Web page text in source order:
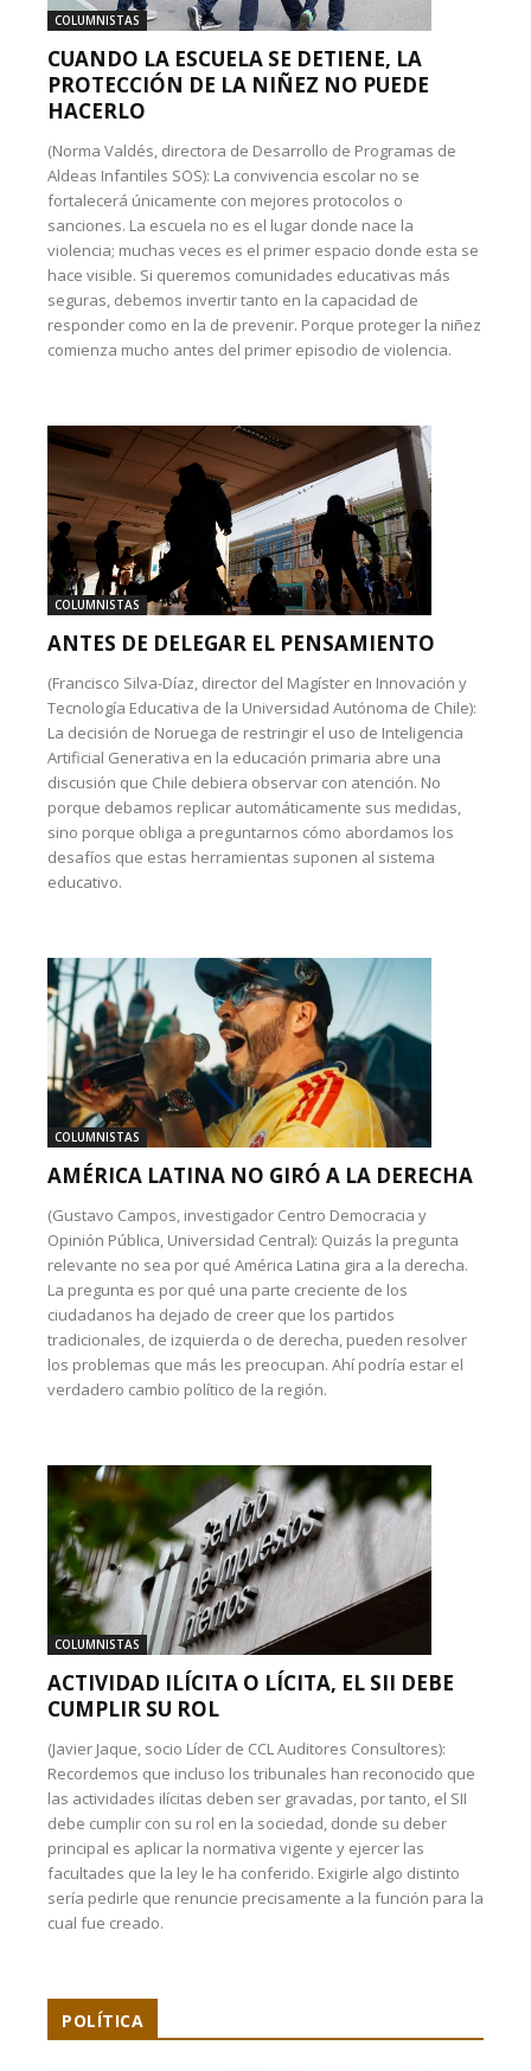
COLUMNISTAS
CUANDO LA ESCUELA SE DETIENE, LA
PROTECCIÓN DE LA NIÑEZ NO PUEDE
HACERLO
(Norma Valdés, directora de Desarrollo de Programas de
Aldeas Infantiles SOS): La convivencia escolar no se
fortalecerá únicamente con mejores protocolos o
sanciones. La escuela no es el lugar donde nace la
violencia; muchas veces es el primer espacio donde esta se
hace visible. Si queremos comunidades educativas más
seguras, debemos invertir tanto en la capacidad de
responder como en la de prevenir. Porque proteger la niñez
comienza mucho antes del primer episodio de violencia.
COLUMNISTAS
ANTES DE DELEGAR EL PENSAMIENTO
(Francisco Silva-Díaz, director del Magíster en Innovación y
Tecnología Educativa de la Universidad Autónoma de Chile):
La decisión de Noruega de restringir el uso de Inteligencia
Artificial Generativa en la educación primaria abre una
discusión que Chile debiera observar con atención. No
porque debamos replicar automáticamente sus medidas,
sino porque obliga a preguntarnos cómo abordamos los
desafíos que estas herramientas suponen al sistema
educativo.
COLUMNISTAS
AMÉRICA LATINA NO GIRÓ A LA DERECHA
(Gustavo Campos, investigador Centro Democracia y
Opinión Pública, Universidad Central): Quizás la pregunta
relevante no sea por qué América Latina gira a la derecha.
La pregunta es por qué una parte creciente de los
ciudadanos ha dejado de creer que los partidos
tradicionales, de izquierda o de derecha, pueden resolver
los problemas que más les preocupan. Ahí podría estar el
verdadero cambio político de la región.
COLUMNISTAS
ACTIVIDAD ILÍCITA O LÍCITA, EL SII DEBE
CUMPLIR SU ROL
(Javier Jaque, socio Líder de CCL Auditores Consultores):
Recordemos que incluso los tribunales han reconocido que
las actividades ilícitas deben ser gravadas, por tanto, el SII
debe cumplir con su rol en la sociedad, donde su deber
principal es aplicar la normativa vigente y ejercer las
facultades que la ley le ha conferido. Exigirle algo distinto
sería pedirle que renuncie precisamente a la función para la
cual fue creado.
POLÍTICA